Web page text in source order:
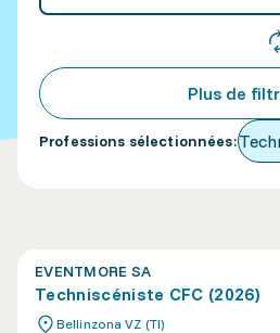
Plus de
Professions sélectionnées:
EVENTMORE SA
Techniscéniste CFC (2026)
Bellinzona VZ (TI)